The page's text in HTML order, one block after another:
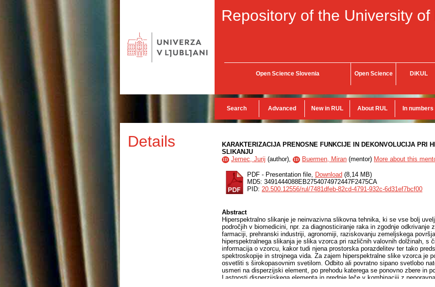
Repository of the University
Open Science Slovenia Open Science DiKUL
Search Advanced New in RUL About RUL In numbers
Details
KARAKTERIZACIJA PRENOSNE FUNKCIJE IN DEKONVOLUCIJA PRI
SLIKANJU
ID Jemec, Jurij (author), ID Buermen, Miran (mentor) More about this
PDF - Presentation file, Download (8,14 MB)
MD5: 3491444088EB2754074972447F2475CA
PID: 20.500.12556/rul/7481dfeb-82cd-4791-932c-6d31ef7bcf00
Abstract
Hiperspektralno slikanje je neinvazivna slikovna tehnika, ki se vse bolj
področjih v biomedicini, npr. za diagnosticiranje raka in zgodnje odkrivanje
farmaciji, prehranski industriji, agronomiji, raziskovanju zemeljskega
hiperspektralnega slikanja je slika vzorca pri različnih valovnih dolžinah, s
informacija o vzorcu, kakor tudi njena prostorska porazdelitev ter tako
spektroskopije in strojnega vida. Za zajem hiperspektralne slike vzorca je
osvetliti s širokopasovnim svetilom. Odbito ali povratno sipano svetlobo
usmeri na disperzijski element, po prehodu katerega se ponovno zbere in
Lastnosti disperzijskega elementa in prednje leče v kombinaciji z